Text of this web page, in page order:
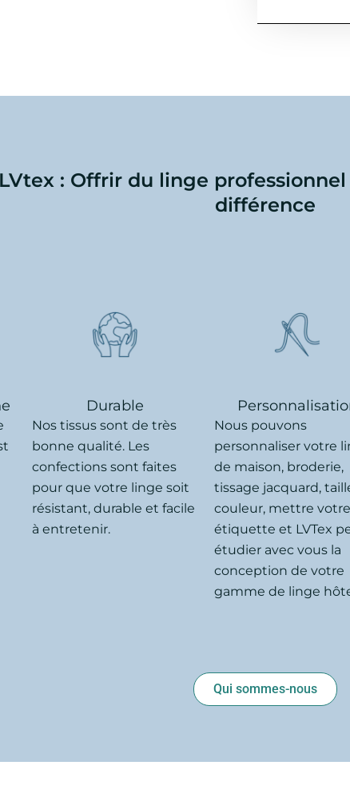
: Offrir du linge
différence
Durable
Nos tissus sont de très
bonne qualité. Les
confections sont faites
pour que votre linge soit
résistant, durable et facile
à entretenir.
Nous pouvons
personnaliser votre
de maison, broderie,
tissage jacquard,
couleur, mettre votre
étiquette et LVTex
étudier avec vous la
conception de votre
gamme de linge
Qui sommes-nous